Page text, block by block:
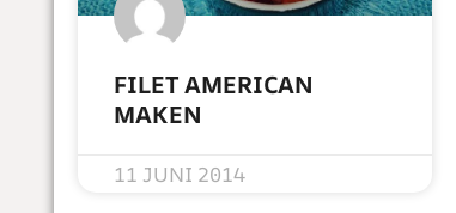
FILET AMERICAN
MAKEN
11 JUNI 2014